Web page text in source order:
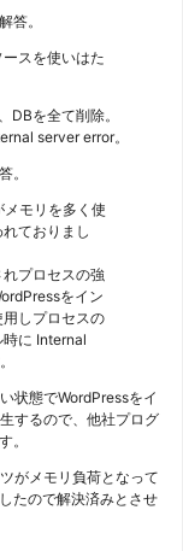
答。
スを使いはた
DBを全て削除。
server error。
。
モリを多く使
ておりまし
プロセスの強
をイン
しプロセスの
に Internal
状態でWordPressをイ
するので、他社プログ
。
がメモリ負荷となって
たので解決済みとさせ